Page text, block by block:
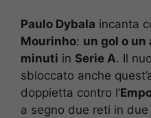
Paulo Dybala incanta
Mourinho: un gol o
minuti in Serie A. Il
sbloccato anche
doppietta contro l’
a segno due reti in